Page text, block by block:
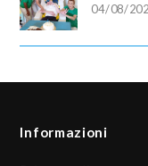
04/08/
Informazioni